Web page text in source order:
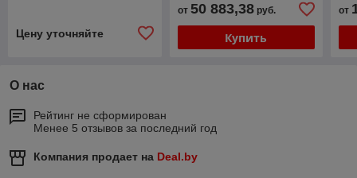
Цену уточняйте
от 50 883,38руб.
Купить
от
О нас
Рейтинг не сформирован
Менее 5 отзывов за последний год
Компания продает на Deal.by